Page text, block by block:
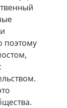
поэтому